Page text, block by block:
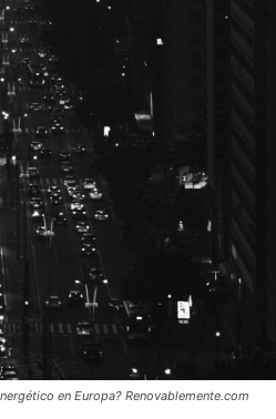
en Europa? Renovablemente.com